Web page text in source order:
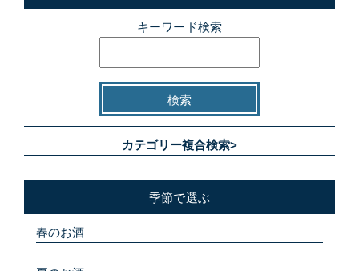
キーワード検索
カテゴリー複合検索>
季節で選ぶ
春のお酒